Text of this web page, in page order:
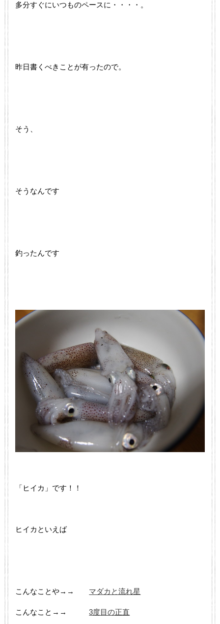
多分すぐにいつものペースに・・・・。
昨日書くべきことが有ったので。
そう、
そうなんです
釣ったんです
「ヒイカ」です！！
ヒイカといえば
こんなことや→→ マダカと流れ星
こんなこと→→3度目の正直